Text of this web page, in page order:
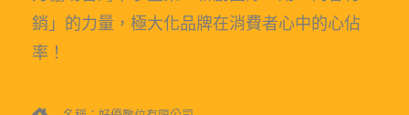
銷」的力量，極大化品牌在消費者心中的心佔
率！